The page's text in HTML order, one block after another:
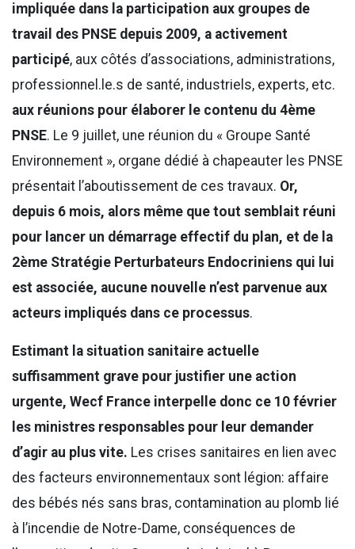
impliquée dans la participation aux groupes de
travail des PNSE depuis 2009, a activement
participé, aux côtés d’associations, administrations,
professionnel.le.s de santé, industriels, experts, etc.
aux réunions pour élaborer le contenu du 4ème
PNSE. Le 9 juillet, une réunion du « Groupe Santé
Environnement », organe dédié à chapeauter les PNSE
présentait l’aboutissement de ces travaux. Or,
depuis 6 mois, alors même que tout semblait réuni
pour lancer un démarrage effectif du plan, et de la
2ème Stratégie Perturbateurs Endocriniens qui lui
est associée, aucune nouvelle n’est parvenue aux
acteurs impliqués dans ce processus.
Estimant la situation sanitaire actuelle
suffisamment grave pour justifier une action
urgente, Wecf France interpelle donc ce 10 février
les ministres responsables pour leur demander
d’agir au plus vite. Les crises sanitaires en lien avec
des facteurs environnementaux sont légion: affaire
des bébés nés sans bras, contamination au plomb lié
à l’incendie de Notre-Dame, conséquences de